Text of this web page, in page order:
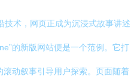
术，网页正成为沉浸式故事讲述
的新版网站便是一个范例。它打
动叙事引导用户探索。页面随着